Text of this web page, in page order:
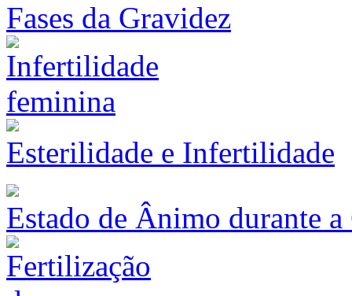
Fases da Gravidez
Esterilidade e Infertilidade
Estado de Ânimo durante